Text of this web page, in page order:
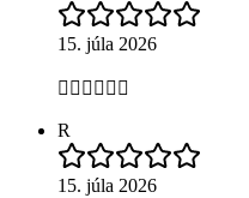
15. júla 2026
👍🏻👍🏻👍🏻
R
15. júla 2026